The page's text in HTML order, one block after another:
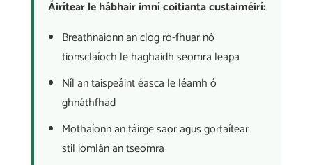
Áirítear le hábhair imní coitianta custaiméirí:
Breathnaíonn an clog ró-fhuar nó
tionsclaíoch le haghaidh seomra leapa
Níl an taispeáint éasca le léamh ó
ghnáthfhad
Mothaíonn an táirge saor agus gortaítear
stíl iomlán an tseomra